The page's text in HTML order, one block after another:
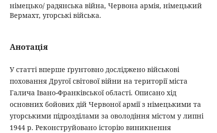
німецько/ радянська війна, Червона армія, німецький
Вермахт, угорські війська.
Анотація
У статті вперше ґрунтовно досліджено військові
поховання Другої світової війни на території міста
Галича Івано-Франківської області. Описано хід
основних бойових дій Червоної армії з німецькими та
угорськими підрозділами за оволодіння містом у липні
1944 р. Реконструйовано історію виникнення